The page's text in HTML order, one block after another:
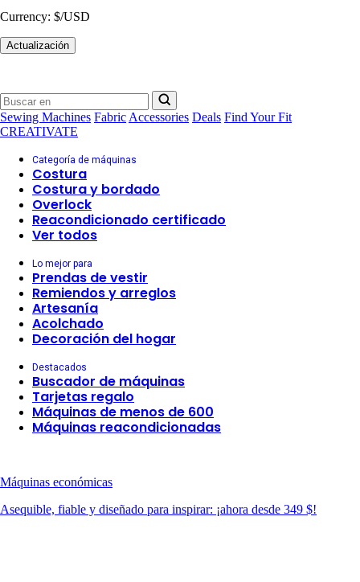
Currency: $/USD
Actualización
Sewing Machines Fabric Accessories Deals Find Your Fit
CREATIVATE
Categoría de máquinas
Costura
Costura y bordado
Overlock
Reacondicionado certificado
Ver todos
Lo mejor para
Prendas de vestir
Remiendos y arreglos
Artesanía
Acolchado
Decoración del hogar
Destacados
Buscador de máquinas
Tarjetas regalo
Máquinas de menos de 600
Máquinas reacondicionadas
Máquinas económicas
Asequible, fiable y diseñado para inspirar: ¡ahora desde 349 $!